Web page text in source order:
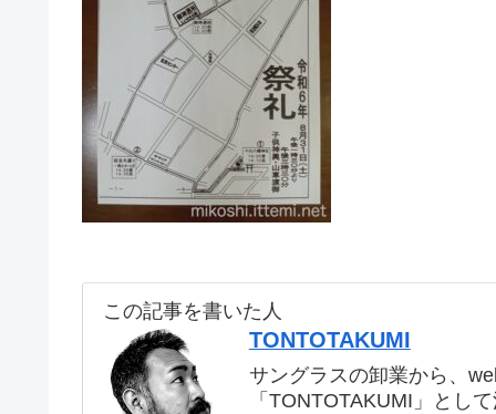
この記事を書いた人
TONTOTAKUMI
サングラスの卸業から、
「TONTOTAKUMI」とし